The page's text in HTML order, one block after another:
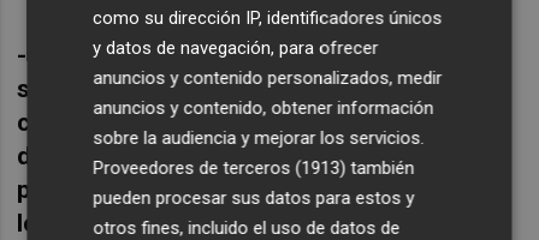
-Durante las últimas semanas y en un
sentido que trasciende al cómico o a su
contexto profesional se ha hablado mucho
del humor negro, de los límites, y es algo
presente en buena parte de lo que hacéis
los que estáis este sábado en la Rambleta.
como su dirección IP, identificadores únicos
y datos de navegación, para ofrecer
anuncios y contenido personalizados, medir
anuncios y contenido, obtener información
sobre la audiencia y mejorar los servicios.
Proveedores de terceros (1913) también
pueden procesar sus datos para estos y
otros fines, incluido el uso de datos de